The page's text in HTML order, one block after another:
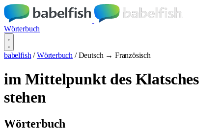
Wörterbuch
babelfish / Wörterbuch / Deutsch → Französisch
im Mittelpunkt des Klatsches
stehen
Wörterbuch